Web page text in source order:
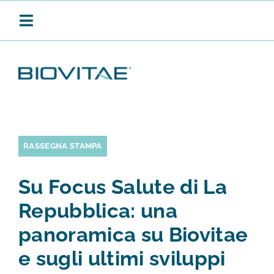
Toggle
SANIFICAZIONE CONTINUA
PRODOTTI
APPLICAZIONI
RASSEGNA STAMPA
Su Focus Salute di La
Repubblica: una
panoramica su Biovitae
e sugli ultimi sviluppi